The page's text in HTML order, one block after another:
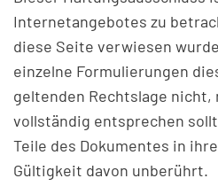
Internetangebotes zu
diese Seite verwiesen
einzelne Formulierungen
geltenden Rechtslage
vollständig entsprechen
Teile des Dokumentes in
Gültigkeit davon unberührt.